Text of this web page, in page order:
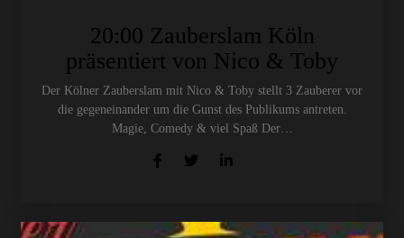
20:00 Zauberslam Köln
präsentiert von Nico & Toby
Der Kölner Zauberslam mit Nico & Toby stellt 3 Zauberer vor
die gegeneinander um die Gunst des Publikums antreten.
Magie, Comedy & viel Spaß Der…